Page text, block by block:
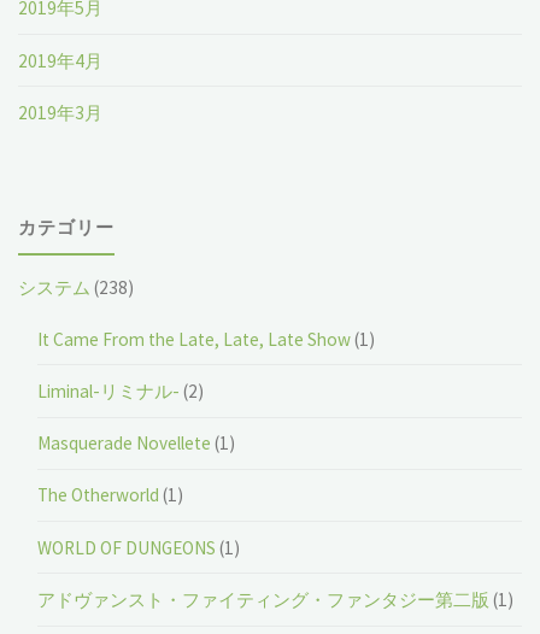
2019年5月
2019年4月
2019年3月
カテゴリー
システム (238)
It Came From the Late, Late, Late Show(1)
Liminal-リミナル- (2)
Masquerade Novellete (1)
The Otherworld (1)
WORLD OF DUNGEONS (1)
アドヴァンスト・ファイティング・ファンタジー第二版 (1)